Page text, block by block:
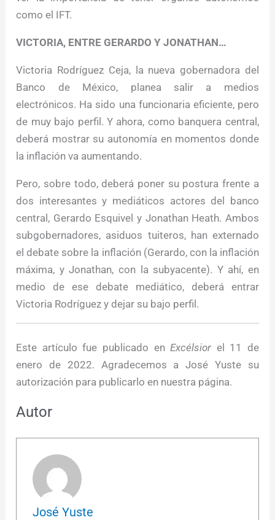
como el IFT.
VICTORIA, ENTRE GERARDO Y JONATHAN…
Victoria Rodríguez Ceja, la nueva gobernadora del
Banco de México, planea salir a medios
electrónicos. Ha sido una funcionaria eficiente, pero
de muy bajo perfil. Y ahora, como banquera central,
deberá mostrar su autonomía en momentos donde
la inflación va aumentando.
Pero, sobre todo, deberá poner su postura frente a
dos interesantes y mediáticos actores del banco
central, Gerardo Esquivel y Jonathan Heath. Ambos
subgobernadores, asiduos tuiteros, han externado
el debate sobre la inflación (Gerardo, con la inflación
máxima, y Jonathan, con la subyacente). Y ahí, en
medio de ese debate mediático, deberá entrar
Victoria Rodríguez y dejar su bajo perfil.
Este artículo fue publicado enExcélsior el 11 de
enero de 2022. Agradecemos a José Yuste su
autorización para publicarlo en nuestra página.
Autor
José Yuste